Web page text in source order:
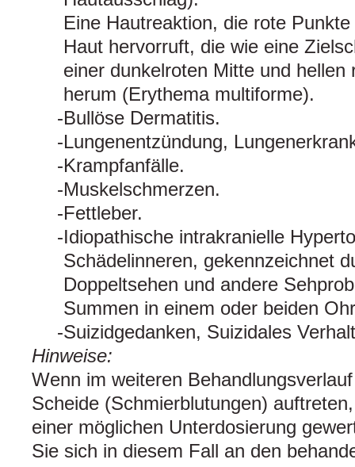
Eine Hautreaktion, die rote
Haut hervorruft, die wie eine
einer dunkelroten Mitte und hellen
herum (Erythema multiforme).
Bullöse Dermatitis.
Lungenentzündung,
Krampfanfälle.
Muskelschmerzen.
Fettleber.
Idiopathische intrakranielle
Schädelinneren, gekennzeichnet
Doppeltsehen und andere
Summen in einem oder beiden
Suizidgedanken, Suizidales
Hinweise:
Wenn im weiteren
Scheide (Schmierblutungen)
einer möglichen Unterdosierung
Sie sich in diesem Fall an den